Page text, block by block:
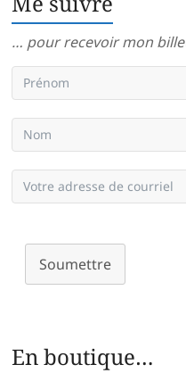
… pour recevoir mon
Soumettre
En boutique…